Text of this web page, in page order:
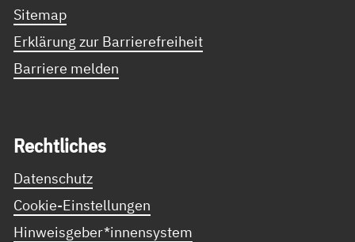
Sitemap
Erklärung zur Barrierefreiheit
Barriere melden
Recht­li­ches
Datenschutz
Cookie-Einstellungen
Hinweisgeber*innensystem